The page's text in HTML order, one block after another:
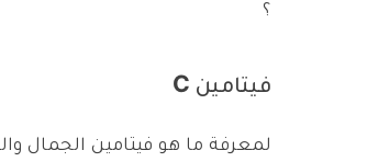
؟
فيتامين C
لمعرفة ما هو فيتامين الجمال